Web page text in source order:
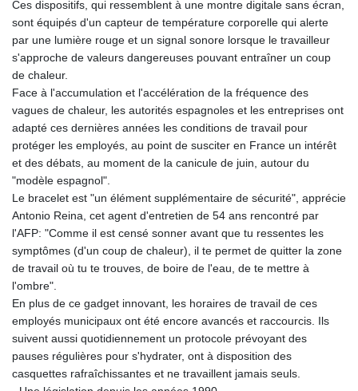
Ces dispositifs, qui ressemblent à une montre digitale sans écran,
sont équipés d'un capteur de température corporelle qui alerte
par une lumière rouge et un signal sonore lorsque le travailleur
s'approche de valeurs dangereuses pouvant entraîner un coup
de chaleur.
Face à l'accumulation et l'accélération de la fréquence des
vagues de chaleur, les autorités espagnoles et les entreprises ont
adapté ces dernières années les conditions de travail pour
protéger les employés, au point de susciter en France un intérêt
et des débats, au moment de la canicule de juin, autour du
"modèle espagnol".
Le bracelet est "un élément supplémentaire de sécurité", apprécie
Antonio Reina, cet agent d'entretien de 54 ans rencontré par
l'AFP: "Comme il est censé sonner avant que tu ressentes les
symptômes (d'un coup de chaleur), il te permet de quitter la zone
de travail où tu te trouves, de boire de l'eau, de te mettre à
l'ombre".
En plus de ce gadget innovant, les horaires de travail de ces
employés municipaux ont été encore avancés et raccourcis. Ils
suivent aussi quotidiennement un protocole prévoyant des
pauses régulières pour s'hydrater, ont à disposition des
casquettes rafraîchissantes et ne travaillent jamais seuls.